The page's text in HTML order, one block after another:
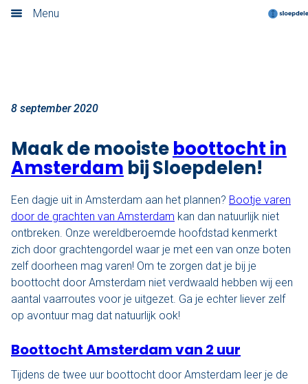
Menu
Boek nu
Locaties
Amsterdam
Utrecht
Rotterdam
Haarlem
Leiden
Loosdrecht
Boottocht Amsterdam
8 september 2020
Maak de mooisteboottocht in
Amsterdam bij Sloepdelen!
Een dagje uit in Amsterdam aan het plannen? Bootje varen
door de grachten van Amsterdam kan dan natuurlijk niet
ontbreken. Onze wereldberoemde hoofdstad kenmerkt
zich door grachtengordel waar je met een van onze boten
zelf doorheen mag varen! Om te zorgen dat je bij je
boottocht door Amsterdam niet verdwaald hebben wij een
aantal vaarroutes voor je uitgezet. Ga je echter liever zelf
op avontuur mag dat natuurlijk ook!
Boottocht Amsterdam van 2 uur
Tijdens de twee uur boottocht door Amsterdam leer je de